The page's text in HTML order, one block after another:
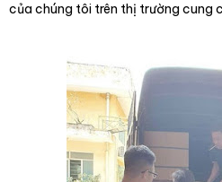
của chúng tôi trên thị trường cung